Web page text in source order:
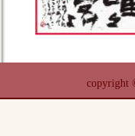
copyright